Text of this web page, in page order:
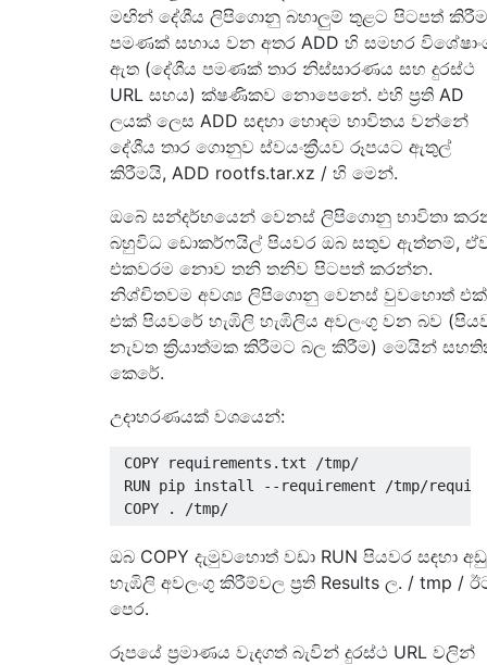
මඟින් දේශීය ලිපිගොනු බහාලුම් තුළට පිටපත්
පමණක් සහාය වන අතර ADD හි සමහර
ඇත (දේශීය පමණක් තාර නිස්සාරණය සහ දුරස්ථ
URL සහය) ක්ෂණිකව නොපෙනේ. එහි ප්‍රති AD
ලයක් ලෙස ADD සඳහා හොඳම භාවිතය වන්නේ
දේශීය තාර ගොනුව ස්වයංක්‍රීයව රූපයට ඇතුල්
කිරීමයි, ADD rootfs.tar.xz / හි මෙන්.
ඔබේ සන්දර්භයෙන් වෙනස් ලිපිගොනු භාවිතා
බහුවිධ ඩොකර්ෆයිල් පියවර ඔබ සතුව ඇත්නම්,
එකවරම නොව තනි තනිව පිටපත් කරන්න.
නිශ්චිතවම අවශ්‍ය ලිපිගොනු වෙනස් වුවහොත් එක්
එක් පියවරේ හැඹිලි හැඹිලිය අවලංගු වන බව
නැවත ක්‍රියාත්මක කිරීමට බල කිරීම) මෙයින්
කෙරේ.
උදාහරණයක් වශයෙන්:
COPY requirements.txt /tmp/
RUN pip install --requirement /tmp/
ඔබ COPY දැමුවහොත් වඩා RUN පියවර සඳහා අඩු
හැඹිලි අවලංගු කිරීම්වල ප්‍රති Results ල. / tmp /
පෙර.
රූපයේ ප්‍රමාණය වැදගත් බැවින් දුරස්ථ URL වලින්